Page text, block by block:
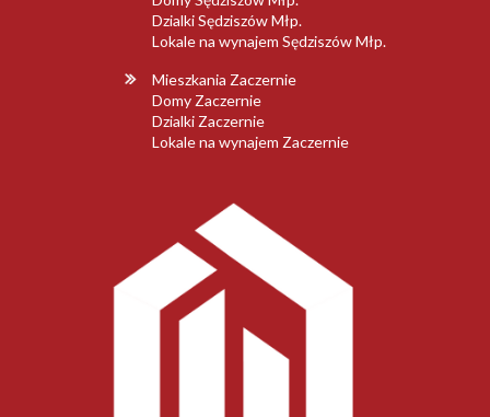
Dzialki Sędziszów Młp.
Lokale na wynajem Sędziszów Młp.
Mieszkania Zaczernie
Domy Zaczernie
Dzialki Zaczernie
Lokale na wynajem Zaczernie